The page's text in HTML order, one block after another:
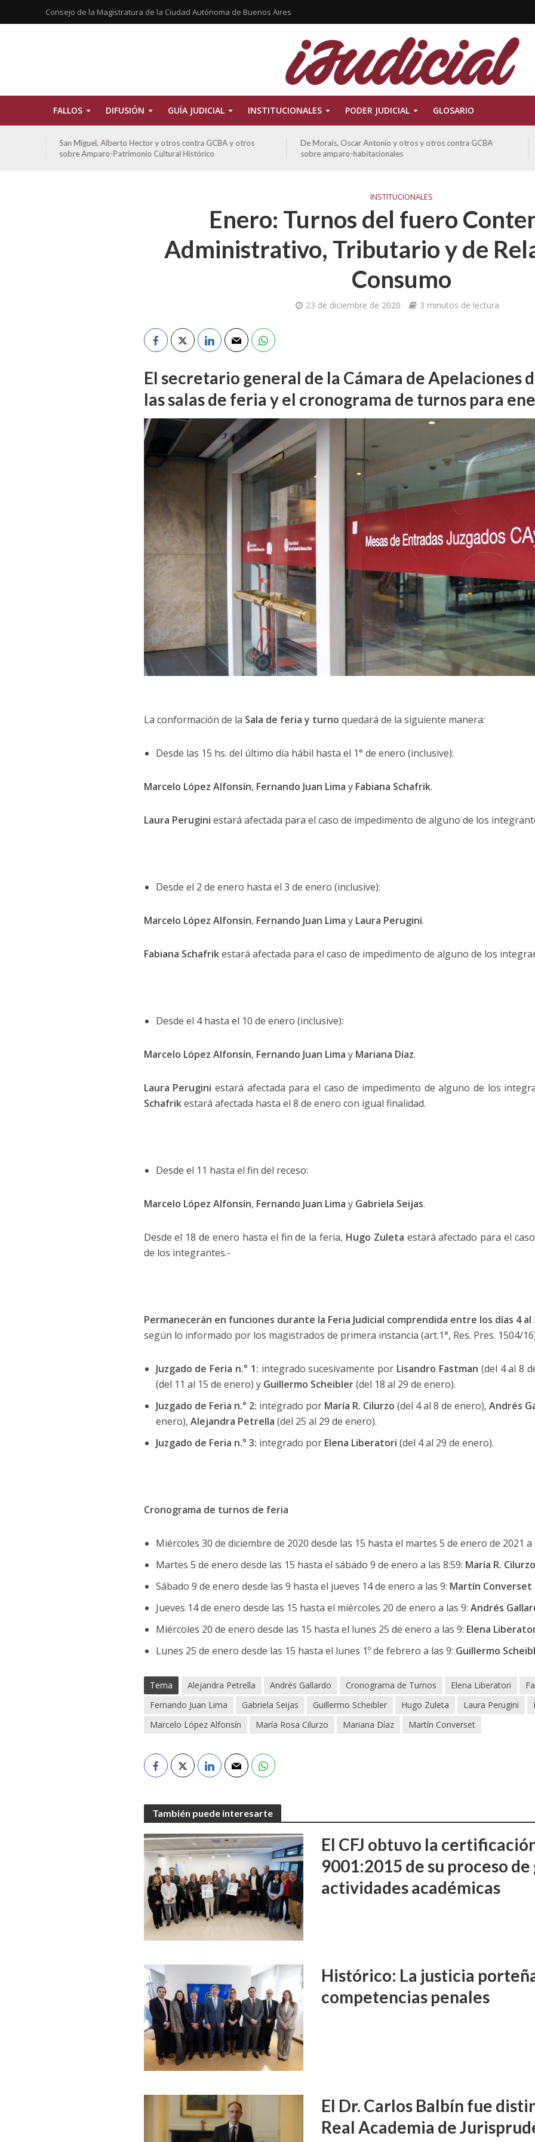
Consejo de la Magistratura de la Ciudad Autónoma de Buenos Aires
FALLOS DIFUSIÓN GUÍA JUDICIAL INSTITUCIONALES PODER JUDICIAL GLOSARIO
San Miguel, Alberto Hector y otros contra GCBA y otros
sobre Amparo-Patrimonio Cultural Histórico
De Morais, Oscar Antonio y otros y otros contra GCBA
sobre amparo-habitacionales
INSTITUCIONALES
Enero: Turnos del fuero
Administrativo, Tributario y de
Consumo
23 de diciembre de 2020 3 minutos de lectura
El secretario general de la Cámara de Apelaciones
las salas de feria y el cronograma de turnos para
La conformación de la Sala de feria y turno quedará de la siguiente manera:
Desde las 15 hs. del último día hábil hasta el 1° de enero (inclusive):
Marcelo López Alfonsín, Fernando Juan Lima y Fabiana Schafrik.
Laura Perugini estará afectada para el caso de impedimento de alguno de los
Desde el 2 de enero hasta el 3 de enero (inclusive):
Marcelo López Alfonsín, Fernando Juan Lima y Laura Perugini.
Fabiana Schafrikestará afectada para el caso de impedimento de alguno de los
Desde el 4 hasta el 10 de enero (inclusive):
Marcelo López Alfonsín, Fernando Juan Lima y Mariana Díaz.
Laura Perugini estará afectada para el caso de impedimento de alguno de los
Schafrikestará afectada hasta el 8 de enero con igual finalidad.
Desde el 11 hasta el fin del receso:
Marcelo López Alfonsín, Fernando Juan Lima y Gabriela Seijas.
Desde el 18 de enero hasta el fin de la feria, Hugo Zuleta estará afectado para el
de los integrantes.-
Permanecerán en funciones durante la Feria Judicial comprendida entre los días 4al
según lo informado por los magistrados de primera instancia (art.1°, Res. Pres. 1504/
Juzgado de Feria n.° 1: integrado sucesivamente por Lisandro Fastman (del 4 al 8
(del 11 al 15 de enero) y Guillermo Scheibler(del 18 al 29 de enero).
Juzgado de Feria n.° 2: integrado por María R. Cilurzo (del 4 al 8 de enero), Andrés
enero), Alejandra Petrella (del 25 al 29 de enero).
Juzgado de Feria n.° 3: integrado por Elena Liberatori (del 4 al 29 de enero).
Cronograma de turnos de feria
Miércoles 30 de diciembre de 2020 desde las 15 hasta el martes 5 de enero de 2021 a
Martes 5 de enero desde las 15 hasta el sábado 9 de enero a las 8:59: María R. Cilurzo
Sábado 9 de enero desde las 9 hasta el jueves 14 de enero a las 9: Martín Converset
Jueves 14 de enero desde las 15 hasta el miércoles 20 de enero a las 9: Andrés
Miércoles 20 de enero desde las 15 hasta el lunes 25 de enero a las 9: Elena
Lunes 25 de enero desde las 15 hasta el lunes 1º de febrero a las 9: Guillermo
Tema Alejandra Petrella Andrés Gallardo Cronograma de Turnos Elena Liberatori
Fernando Juan Lima
Gabriela Seijas Guillermo Scheibler Hugo Zuleta Laura Perugini
Marcelo López Alfonsín
María Rosa Cilurzo Mariana Díaz Martín Converset
También puede interesarte
El CFJ obtuvo la
9001:2015 de su proceso
actividades académicas
Histórico: La justicia
competencias penales
El Dr. Carlos Balbín fue
Real Academia de